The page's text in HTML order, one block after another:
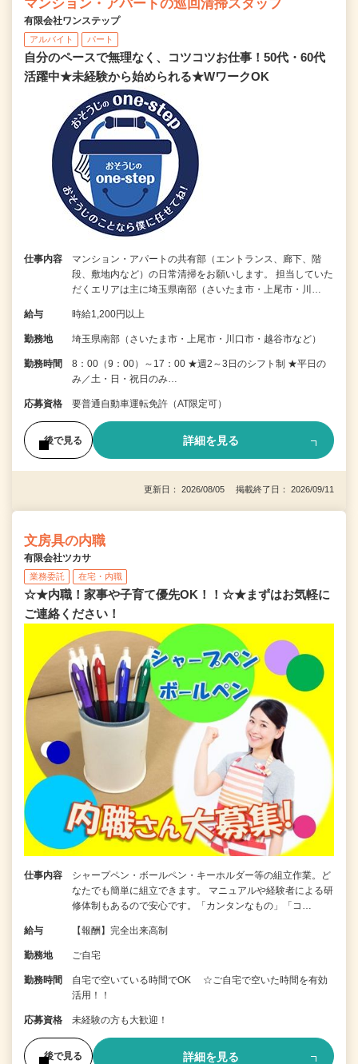
マンション・アパートの巡回清掃スタッフ
有限会社ワンステップ
アルバイト パート
自分のペースで無理なく、コツコツお仕事！50代・60代
活躍中★未経験から始められる★WワークOK
仕事内容
マンション・アパートの共有部（エントランス、廊下、階
段、敷地内など）の日常清掃をお願いします。 担当していた
だくエリアは主に埼玉県南部（さいたま市・上尾市・川…
給与 時給1,200円以上
勤務地 埼玉県南部（さいたま市・上尾市・川口市・越谷市など）
勤務時間
8：00（9：00）～17：00 ★週2～3日のシフト制 ★平日の
み／土・日・祝日のみ…
応募資格 要普通自動車運転免許（AT限定可）
後で見る 詳細を見る
更新日： 2026/08/05 掲載終了日： 2026/09/11
文房具の内職
有限会社ツカサ
業務委託 在宅・内職
☆★内職！家事や子育て優先OK！！☆★まずはお気軽に
ご連絡ください！
仕事内容
シャープペン・ボールペン・キーホルダー等の組立作業。ど
なたでも簡単に組立できます。 マニュアルや経験者による研
修体制もあるので安心です。「カンタンなもの」「コ…
給与 【報酬】完全出来高制
勤務地 ご自宅
勤務時間
自宅で空いている時間でOK ☆ご自宅で空いた時間を有効
活用！！
応募資格 未経験の方も大歓迎！
後で見る 詳細を見る